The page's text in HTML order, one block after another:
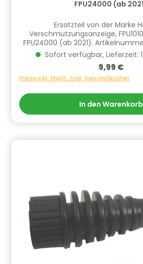
FPU24000 (ab
Ersatzteil von der Marke
Verschmutzungsanzeige,
FPU24000 (ab 2021).
ET15-FP10L. Informationen zur Produktsicherheit
Hersteller/EU Verantwortliche
Deutschland GmbH,
Wendlingen, DE, info.de@cf.group,
Sofort verfügbar, Lieferzeit:
Regulärer
9,99 €
Preise inkl. MwSt. zzgl. Versandkosten
In den Warenkorb